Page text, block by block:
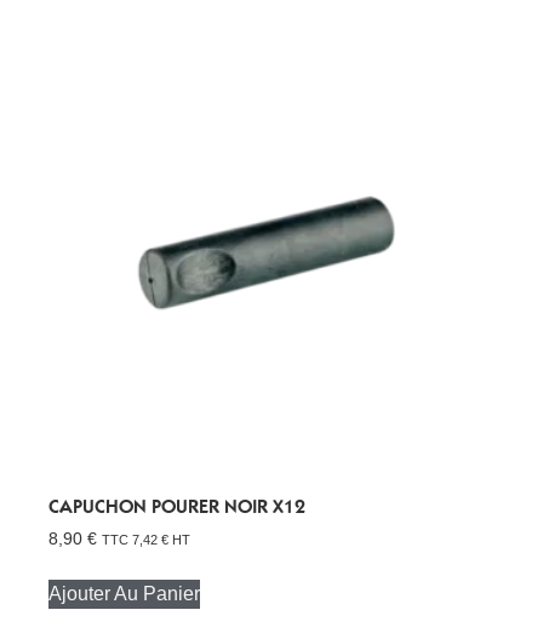
CAPUCHON POURER NOIR X12
8,90 € TTC 7,42 € HT
Ajouter Au Panier